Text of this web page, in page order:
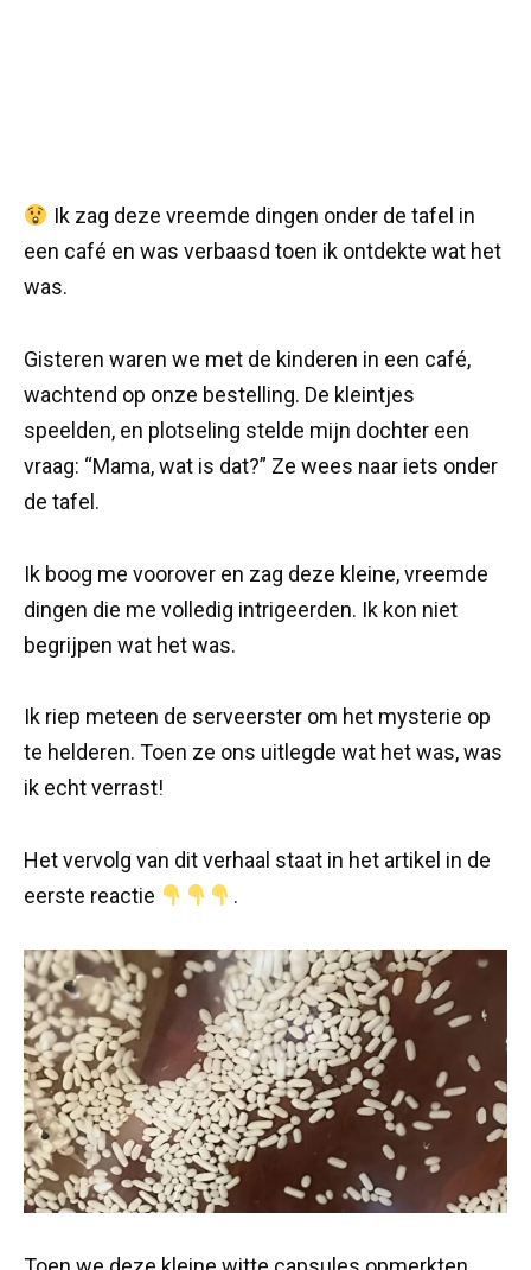
Ik zag deze vreemde dingen onder de tafel in
een café en was verbaasd toen ik ontdekte wat het
was.
Gisteren waren we met de kinderen in een café,
wachtend op onze bestelling. De kleintjes
speelden, en plotseling stelde mijn dochter een
vraag: “Mama, wat is dat?” Ze wees naar iets onder
de tafel.
Ik boog me voorover en zag deze kleine, vreemde
dingen die me volledig intrigeerden. Ik kon niet
begrijpen wat het was.
Ik riep meteen de serveerster om het mysterie op
te helderen. Toen ze ons uitlegde wat het was, was
ik echt verrast!
Het vervolg van dit verhaal staat in het artikel in de
eerste reactie
.